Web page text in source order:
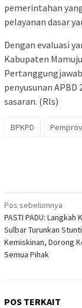
pemerintahan
pelayanan dasar
Dengan evaluasi
Kabupaten
penyusunan
sasaran. (Rls)
BPKPD
Navigasi
pos
Pos sebelumnya
PASTI PADU: Langkah
Sulbar Turunkan
Kemiskinan, Dorong
Semua Pihak
POS TERKAIT